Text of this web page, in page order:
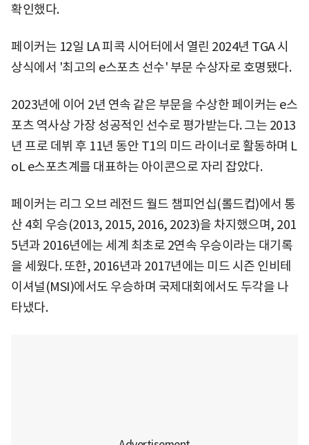
확인했다.
페이커는 12일 LA 피콕 시어터에서 열린 2024년 TGA 시
상식에서 '최고의 e스포츠 선수' 부문 수상자로 호명됐다.
2023년에 이어 2년 연속 같은 부문을 수상한 페이커는 e스
포츠 역사상 가장 성공적인 선수로 평가받는다. 그는 2013
년 프로 데뷔 후 11년 동안 T1의 미드 라이너로 활동하며 L
oL e스포츠계를 대표하는 아이콘으로 자리 잡았다.
페이커는 리그 오브 레전드 월드 챔피언십(롤드컵)에서 통
산 4회 우승(2013, 2015, 2016, 2023)을 차지했으며, 201
5년과 2016년에는 세계 최초로 2연속 우승이라는 대기록
을 세웠다. 또한, 2016년과 2017년에는 미드 시즌 인비테
이셔널(MSI)에서도 우승하며 국제대회에서도 두각을 나
타냈다.